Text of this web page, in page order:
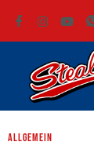
Allgemein